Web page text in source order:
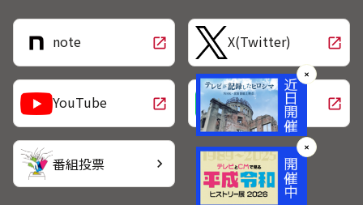
note open_in_new X(Twitter) open_in_new
YouTube open_in_new LINE open_in_new
番組投票 chevron_right
✕
✕